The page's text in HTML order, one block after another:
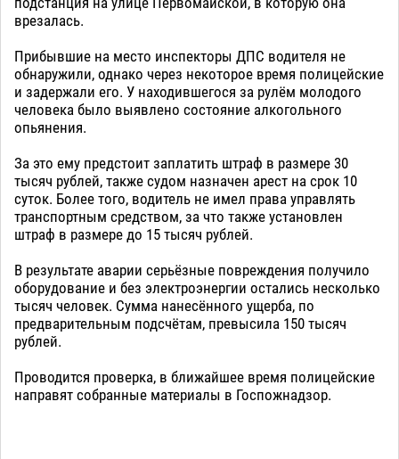
врезалась.
Прибывшие на место инспекторы ДПС водителя не
обнаружили, однако через некоторое время полицейские
и задержали его. У находившегося за рулём молодого
человека было выявлено состояние алкогольного
опьянения.
За это ему предстоит заплатить штраф в размере 30
тысяч рублей, также судом назначен арест на срок 10
суток. Более того, водитель не имел права управлять
транспортным средством, за что также установлен
штраф в размере до 15 тысяч рублей.
В результате аварии серьёзные повреждения получило
оборудование и без электроэнергии остались несколько
тысяч человек. Сумма нанесённого ущерба, по
предварительным подсчётам, превысила 150 тысяч
рублей.
Проводится проверка, в ближайшее время полицейские
направят собранные материалы в Госпожнадзор.